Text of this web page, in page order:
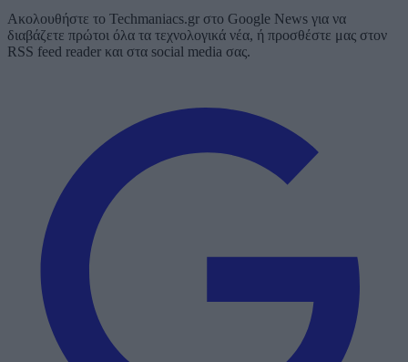
Ακολουθήστε το Techmaniacs.gr στο Google News για να
διαβάζετε πρώτοι όλα τα τεχνολογικά νέα, ή προσθέστε μας στον
RSS feed reader και στα social media σας.